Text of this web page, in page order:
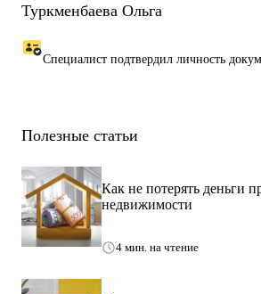
✴ санузел
✴ Пожарная лестница и камеры
✴ Протяженностью 400 метров
Большого ангара (рабочий цех)
✴ Небольшая рабочая площадка.
✴ Несколько контейнеров жилого типа для
✴ Теплица недействующия.
Туркменбаева Ольга
Специалист подтвердил личность
Полезные статьи
Как не потерять деньги
недвижимости
4 мин. на чтение